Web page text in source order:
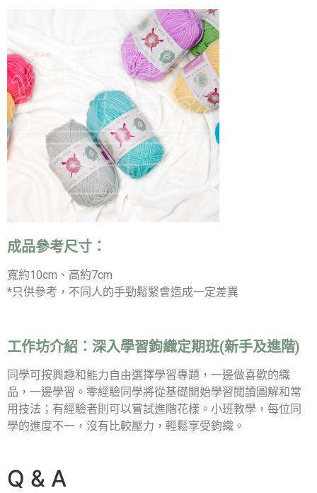
成品參考尺寸：
寬約10cm、高約7cm
*只供參考，不同人的手勁鬆緊會造成一定差異
工作坊介紹： 深入學習鉤織定期班(新手及進階)
同學可按興趣和能力自由選擇學習專題，一邊做喜歡的織
品，一邊學習。零經驗同學將從基礎開始學習閱讀圖解和常
用技法；有經驗者則可以嘗試進階花樣。小班教學，每位同
學的進度不一，沒有比較壓力，輕鬆享受鉤織。
Q & A